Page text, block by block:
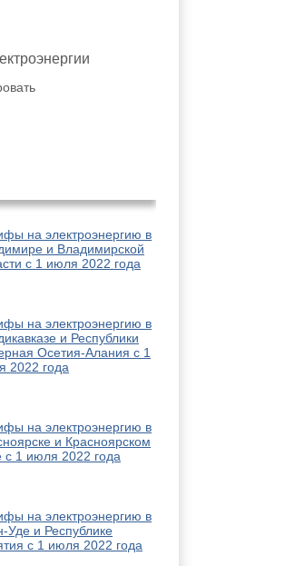
на электроэнергию в
и Владимирской
с 1 июля 2022 года
на электроэнергию в
и Республики
Осетия-Алания с 1
2022 года
на электроэнергию в
и Красноярском
с 1 июля 2022 года
на электроэнергию в
Уде и Республике
с 1 июля 2022 года